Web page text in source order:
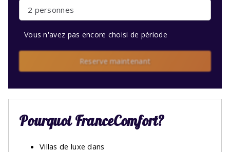
2 personnes
Vous n'avez pas encore choisi de période
Reserve maintenant
Pourquoi FranceComfort?
Villas de luxe dans